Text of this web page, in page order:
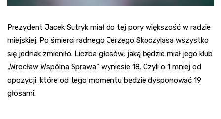
Prezydent Jacek Sutryk miał do tej pory większość w radzie
miejskiej. Po śmierci radnego Jerzego Skoczylasa wszystko
się jednak zmieniło. Liczba głosów, jaką będzie miał jego klub
„Wrocław Wspólna Sprawa” wyniesie 18. Czyli o 1 mniej od
opozycji, które od tego momentu będzie dysponować 19
głosami.